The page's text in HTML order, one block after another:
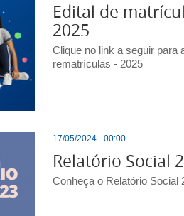
Edital de
2025
Clique no link a seguir para
rematrículas - 2025
17/05/2024 - 00:00
Relatório Social
Conheça o Relatório Social